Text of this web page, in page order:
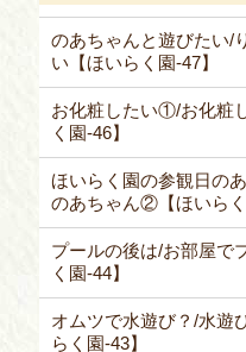
のあちゃんと遊びたい/
い【ほいらく園-47】
お化粧したい①/お化粧
く園-46】
ほいらく園の参観日の
のあちゃん②【ほいらく
プールの後は/お部屋で
く園-44】
オムツで水遊び？/水遊
らく園-43】